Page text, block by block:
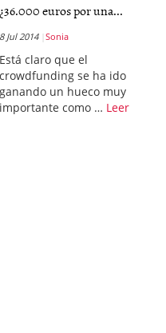
¿36.000 euros por una...
8 Jul 2014 Sonia
Está claro que el
crowdfunding se ha ido
ganando un hueco muy
importante como … Leer